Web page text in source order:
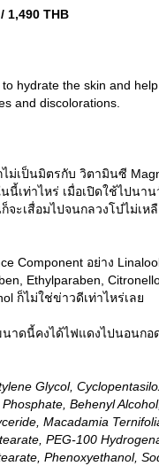
1,490 THB
hydrate the skin and
and discolorations.
เป็นมิตรกับ วิตามินซี
นนี้เท่าไหร่ เมื่อเปิดใช้ไปนา
เสื่อมไปจนกลวงโบ๋ไม่เหลื
Component อย่าง
Ethylparaben,
ก็ไม่ใช่ข่าวดีเท่าไหร่เล
นาดนี้คงได้ไฟแดงไปนอนกอ
Glycol,
Behenyl Alcohol,
Macadamia
PEG-100
Phenoxyethanol,